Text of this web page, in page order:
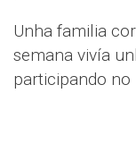
Unha familia
semana vivía
participando no